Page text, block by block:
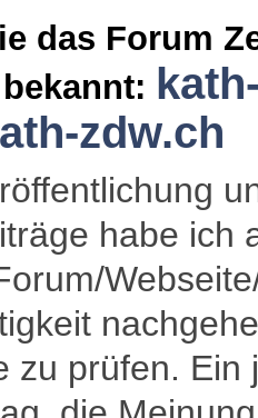
das Forum
zdw.ch
habe ich
zu prüfen.